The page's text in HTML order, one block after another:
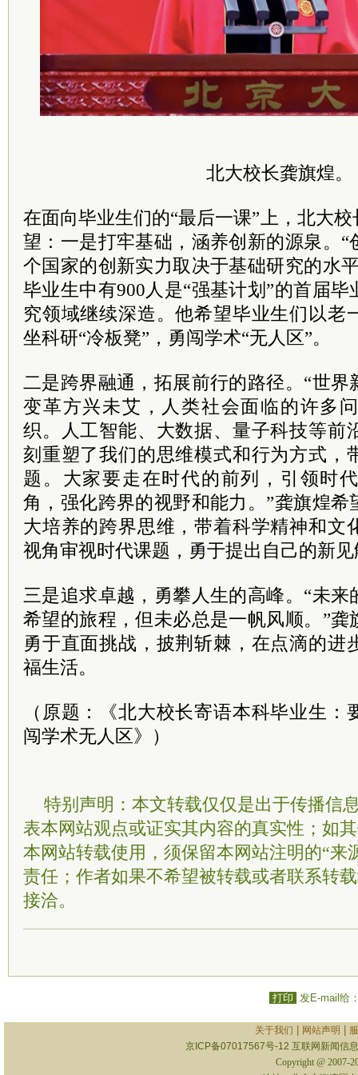
北大校长龚旗煌。
在面向毕业生们的“最后一课”上，北大
望：一是打牢基础，涵养创新的源泉。
个国家的创新实力取决于基础研究的水
毕业生中有900人是“强基计划”的首届
究领域继续深造。他希望毕业生们以老
坐科研“冷板凳”，勇闯学术“无人区”。
二是跨界融通，拓展前行的路径。“世
变革方兴未艾，人类社会面临的许多
织。人工智能、大数据、量子科技等前
刻重塑了我们的思维模式和行为方式，
题。大家要走在时代的前列，引领时
角，强化跨界的视野和能力。”龚旗煌
大培养的跨界思维，带着科学精神和文
视角审视时代课题，勇于提出自己的新
三是追求卓越，勇攀人生的高峰。“未
希望的旅程，但未必总是一帆风顺。”
勇于直面挑战，披荆斩棘，在点滴的进
福生活。
（原题：《北大校长寄语本科毕业生
闯学术无人区》）
特别声明：本文转载仅仅是出于传播信
表本网站观点或证实其内容的真实性；如
本网站转载使用，须保留本网站注明的“来
责任；作者如果不希望被转载或者联系转
接洽。
打印 发E-mail给
关于我们 网站声明
京ICP备07017567号-12 互联网新闻信
Copyright @ 2007-